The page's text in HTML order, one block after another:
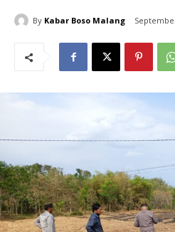
By Kabar Boso Malang